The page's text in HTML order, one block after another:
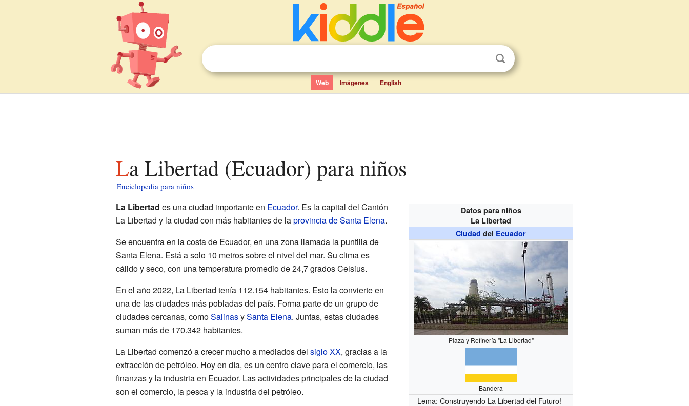
Web Imágenes English
La Libertad (Ecuador) para niños
Enciclopedia para niños
Datos para niños
La Libertad
Ciudad del Ecuador
Plaza y Refinería "La Libertad"
Bandera
Lema: Construyendo La Libertad del Futuro!
La Libertad es una ciudad importante en Ecuador. Es la capital del Cantón
La Libertad y la ciudad con más habitantes de laprovincia de Santa Elena.
Se encuentra en la costa de Ecuador, en una zona llamada la puntilla de
Santa Elena. Está a solo 10 metros sobre el nivel del mar. Su clima es
cálido y seco, con una temperatura promedio de 24,7 grados Celsius.
En el año 2022, La Libertad tenía 112.154 habitantes. Esto la convierte en
una de las ciudades más pobladas del país. Forma parte de un grupo de
ciudades cercanas, comoSalinasySanta Elena. Juntas, estas ciudades
suman más de 170.342 habitantes.
La Libertad comenzó a crecer mucho a mediados del siglo XX, gracias a la
extracción de petróleo. Hoy en día, es un centro clave para el comercio, las
finanzas y la industria en Ecuador. Las actividades principales de la ciudad
son el comercio, la pesca y la industria del petróleo.